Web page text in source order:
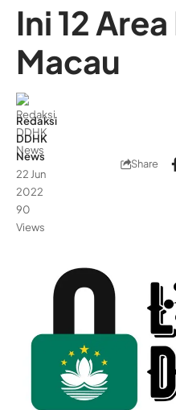
Ini 12
Macau
Redaksi
DDHK
News
22 Jun
2022
90
Views
Share